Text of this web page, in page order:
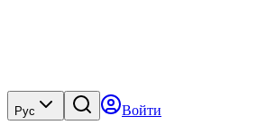
Рус Войти